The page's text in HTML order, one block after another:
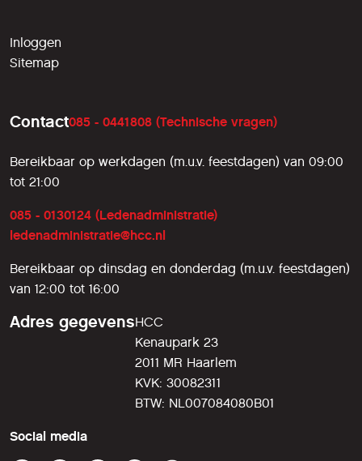
Inloggen
Sitemap
Contact085 - 0441808 (Technische vragen)
Bereikbaar op werkdagen (m.u.v. feestdagen) van 09:00
tot 21:00
085 - 0130124 (Ledenadministratie)
ledenadministratie@hcc.nl
Bereikbaar op dinsdag en donderdag (m.u.v. feestdagen)
van 12:00 tot 16:00
Adres gegevensHCC
Kenaupark 23
2011 MR Haarlem
KVK: 30082311
BTW: NL007084080B01
Social media